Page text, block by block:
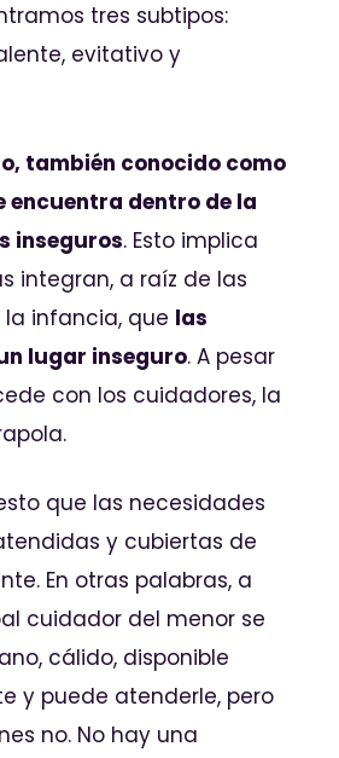
tres subtipos:
evitativo y
también conocido como
encuentra dentro de la
inseguros. Esto implica
integran, a raíz de las
infancia, que las
lugar inseguro. A pesar
con los cuidadores, la
que las necesidades
y cubiertas de
En otras palabras, a
cuidador del menor se
cálido, disponible
y puede atenderle, pero
no. No hay una